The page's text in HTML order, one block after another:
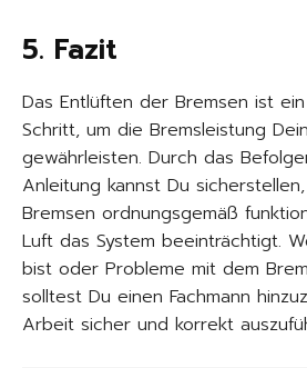
5. Fazit
Das Entlüften der Bremsen ist
Schritt, um die Bremsleistung
gewährleisten. Durch das
Anleitung kannst Du
Bremsen ordnungsgemäß
Luft das System beeinträchtigt.
bist oder Probleme mit dem
solltest Du einen Fachmann
Arbeit sicher und korrekt